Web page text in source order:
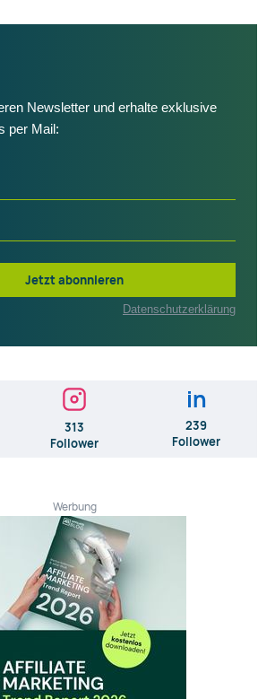
Newsletter und erhalte exklusive
per Mail:
Jetzt abonnieren
Datenschutzerklärung
313
Follower
in
239
Follower
Werbung